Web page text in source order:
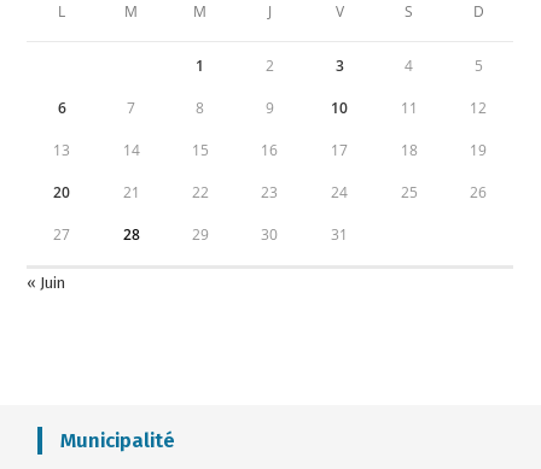
L M M J V S D
1 2 3 4 5
6 7 8 9 10 11 12
13 14 15 16 17 18 19
20 21 22 23 24 25 26
27 28 29 30 31
« Juin
Municipalité